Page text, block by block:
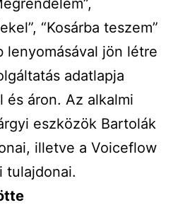
“Kosárba teszem”
lenyomásával jön létre
adatlapja
és áron. Az alkalmi
eszközök Bartolák
illetve a Voiceflow
tulajdonai.